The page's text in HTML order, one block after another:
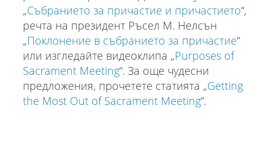
„Събранието за причастие и причастието“,
речта на президент Ръсел М. Нелсън
„Поклонение в събранието за причастие“
или изгледайте видеоклипа „Purposes of
Sacrament Meeting“. За още чудесни
предложения, прочетете статията „Getting
the Most Out of Sacrament Meeting“.